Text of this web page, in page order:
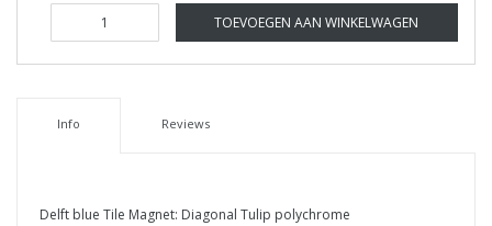
TOEVOEGEN AAN WINKELWAGEN
Info Reviews
Delft blue Tile Magnet: Diagonal Tulip polychrome